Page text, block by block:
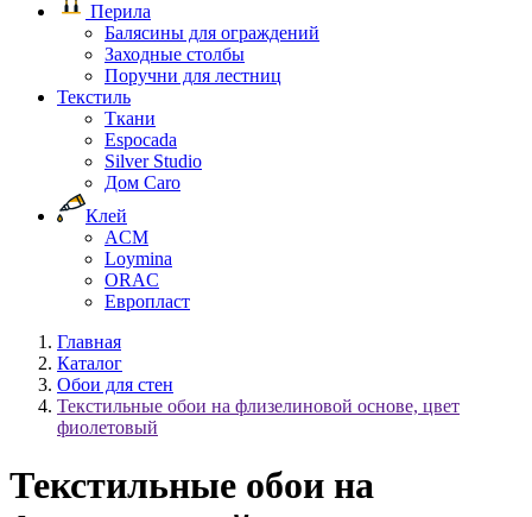
Перила
Балясины для ограждений
Заходные столбы
Поручни для лестниц
Текстиль
Ткани
Espocada
Silver Studio
Дом Caro
Клей
ACM
Loymina
ORAC
Европласт
Главная
Каталог
Обои для стен
Текстильные обои на флизелиновой основе, цвет
фиолетовый
Текстильные обои на